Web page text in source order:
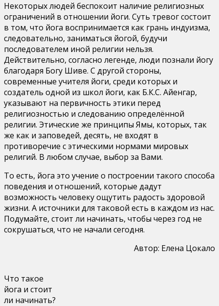
Некоторых людей беспокоит наличие религиозных
ограничений в отношении йоги. Суть тревог состоит
в том, что йога воспринимается как грань индуизма,
следовательно, заниматься йогой, будучи
последователем иной религии нельзя.
Действительно, согласно легенде, люди познали йогу
благодаря Богу Шиве. С другой стороны,
современные учителя йоги, среди которых и
создатель одной из школ йоги, как Б.К.С. Айенгар,
указывают на первичность этики перед
религиозностью и следованию определённой
религии. Этические же принципы Ямы, которых, так
же как и заповедей, десять, не входят в
противоречие с этическими нормами мировых
религий. В любом случае, выбор за Вами.
То есть, йога это учение о построении такого способа
поведения и отношений, которые дадут
возможность человеку ощутить радость здоровой
жизни. А источники для таковой есть в каждом из нас.
Подумайте, стоит ли начинать, чтобы через год не
сокрушаться, что не начали сегодня.
Автор: Елена Цокало
Что такое
йога и стоит
ли начинать?